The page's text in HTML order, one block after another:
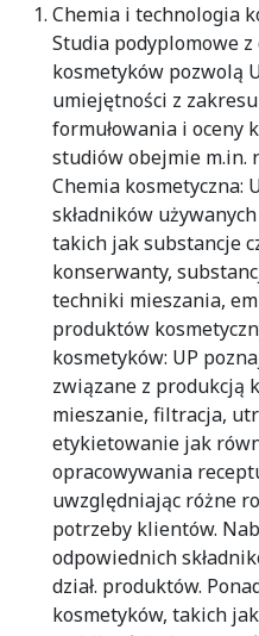
Chemia i technologia
Studia podyplomowe
kosmetyków pozwolą
umiejętności z
formułowania i oceny
studiów obejmie m.in.
Chemia kosmetyczna:
składników
takich jak substancje
konserwanty,
techniki mieszania,
produktów
kosmetyków: UP
związane z produkcją
mieszanie, filtracja,
etykietowanie jak
opracowywania
uwzględniając różne
potrzeby klientów.
odpowiednich
dział. produktów.
kosmetyków, takich